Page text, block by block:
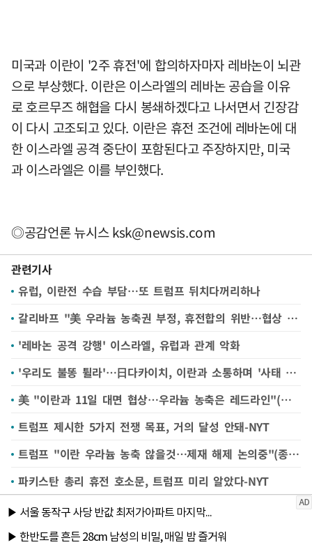
미국과 이란이 '2주 휴전'에 합의하자마자 레바논이 뇌관
으로 부상했다. 이란은 이스라엘의 레바논 공습을 이유
로 호르무즈 해협을 다시 봉쇄하겠다고 나서면서 긴장감
이 다시 고조되고 있다. 이란은 휴전 조건에 레바논에 대
한 이스라엘 공격 중단이 포함된다고 주장하지만, 미국
과 이스라엘은 이를 부인했다.
◎공감언론 뉴시스ksk@newsis.com
관련기사
유럽, 이란전 수습 부담…또 트럼프 뒤치다꺼리하나
갈리바프 "美 우라늄 농축권 부정, 휴전합의 위반…협상 회의적"
'레바논 공격 강행' 이스라엘, 유럽과 관계 악화
'우리도 불똥 튈라'…日다카이치, 이란과 소통하며 '사태 진정' 기여 어필
美 "이란과 11일 대면 협상…우라늄 농축은 레드라인"(종합)
트럼프 제시한 5가지 전쟁 목표, 거의 달성 안돼-NYT
트럼프 "이란 우라늄 농축 않을것…제재 해제 논의중"(종합)
파키스탄 총리 휴전 호소문, 트럼프 미리 알았다-NYT